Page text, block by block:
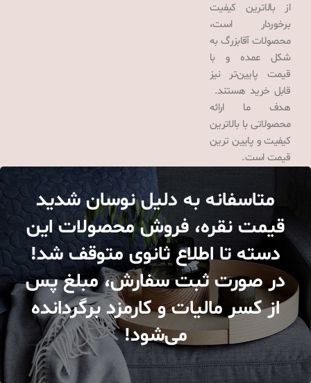
از بالاترین کیفیت
برخوردار است،
محصولات آقابزرگ به
شکل عمده و با
قیمت پایین‌تر نیز
قابل خرید هستند.
هدف ما ارائه
محصولاتی با بالاترین
کیفیت و پایین ترین
قیمت است.
متاسفانه به دلیل نوسان شدید
قیمت نقره، فروش محصولات این
دسته تا اطلاع ثانوی متوقف شد!
در صورت ثبت سفارش، مبلغ پس
از کسر مالیات و کارمزد برگردانده
می‌شود!